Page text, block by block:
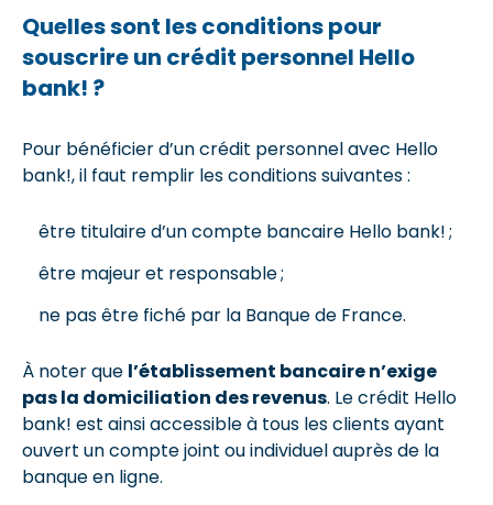
Quelles sont les conditions pour
souscrire un crédit personnel Hello
bank! ?
Pour bénéficier d’un crédit personnel avec Hello
bank!, il faut remplir les conditions suivantes :
être titulaire d’un compte bancaire Hello bank! ;
être majeur et responsable ;
ne pas être fiché par la Banque de France.
À noter que l’établissement bancaire n’exige
pas la domiciliation des revenus. Le crédit Hello
bank! est ainsi accessible à tous les clients ayant
ouvert un compte joint ou individuel auprès de la
banque en ligne.